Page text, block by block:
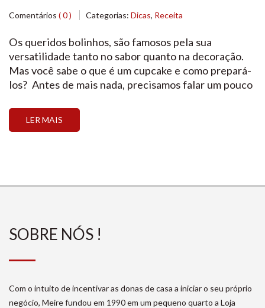
Comentários ( 0 ) Categorias: Dicas, Receita
Os queridos bolinhos, são famosos pela sua
versatilidade tanto no sabor quanto na decoração.
Mas você sabe o que é um cupcake e como prepará-
los? Antes de mais nada, precisamos falar um pouco
popular nos dias de hoje. Cupcake significa nada
mais, nada menos que […]
LER MAIS
SOBRE NÓS !
Com o intuito de incentivar as donas de casa a iniciar o seu próprio
negócio, Meire fundou em 1990 em um pequeno quarto a Loja